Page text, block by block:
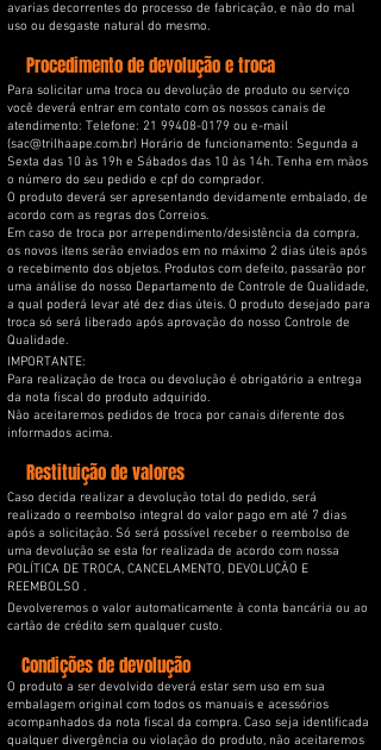
avarias decorrentes do processo de fabricação, e não do mal
uso ou desgaste natural do mesmo.
Procedimento de devolução e troca
Para solicitar uma troca ou devolução de produto ou serviço
você deverá entrar em contato com os nossos canais de
atendimento: Telefone: 21 99408-0179 ou e-mail
(sac@trilhaape.com.br) Horário de funcionamento: Segunda a
Sexta das 10 às 19h e Sábados das 10 às 14h. Tenha em mãos
o número do seu pedido e cpf do comprador.
O produto deverá ser apresentando devidamente embalado, de
acordo com as regras dos Correios.
Em caso de troca por arrependimento/desistência da compra,
os novos itens serão enviados em no máximo 2 dias úteis após
o recebimento dos objetos. Produtos com defeito, passarão por
uma análise do nosso Departamento de Controle de Qualidade,
a qual poderá levar até dez dias úteis. O produto desejado para
troca só será liberado após aprovação do nosso Controle de
Qualidade.
IMPORTANTE:
Para realização de troca ou devolução é obrigatório a entrega
da nota fiscal do produto adquirido.
Não aceitaremos pedidos de troca por canais diferente dos
informados acima.
Restituição de valores
Caso decida realizar a devolução total do pedido, será
realizado o reembolso integral do valor pago em até 7 dias
após a solicitação. Só será possível receber o reembolso de
uma devolução se esta for realizada de acordo com nossa
POLÍTICA DE TROCA, CANCELAMENTO, DEVOLUÇÃO E
REEMBOLSO .
Devolveremos o valor automaticamente à conta bancária ou ao
cartão de crédito sem qualquer custo.
Condições de devolução
O produto a ser devolvido deverá estar sem uso em sua
embalagem original com todos os manuais e acessórios
acompanhados da nota fiscal da compra. Caso seja identificada
qualquer divergência ou violação do produto, não aceitaremos